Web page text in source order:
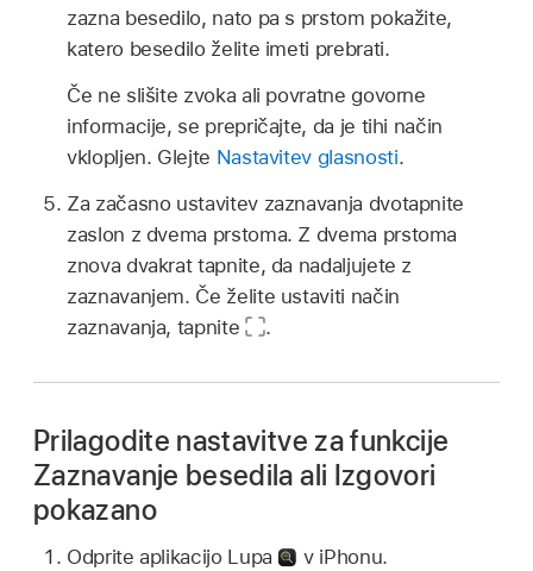
zazna besedilo, nato pa s prstom pokažite,
katero besedilo želite imeti prebrati.
Če ne slišite zvoka ali povratne govorne
informacije, se prepričajte, da je tihi način
vklopljen. Glejte Nastavitev glasnosti.
Za začasno ustavitev zaznavanja dvotapnite
zaslon z dvema prstoma. Z dvema prstoma
znova dvakrat tapnite, da nadaljujete z
zaznavanjem. Če želite ustaviti način
zaznavanja, tapnite
.
Prilagodite nastavitve za funkcije
Zaznavanje besedila ali Izgovori
pokazano
Odprite aplikacijo Lupa
v iPhonu.